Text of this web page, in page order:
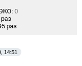
0
раз
14:51